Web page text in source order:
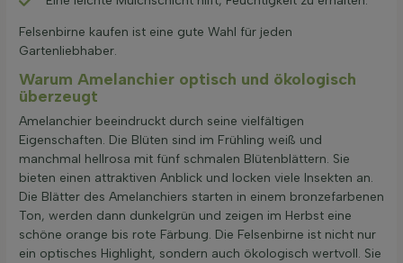
Felsenbirne kaufen ist eine gute Wahl für jeden
Gartenliebhaber.
Warum Amelanchier optisch und ökologisch
überzeugt
Amelanchier beeindruckt durch seine vielfältigen
Eigenschaften. Die Blüten sind im Frühling weiß und
manchmal hellrosa mit fünf schmalen Blütenblättern. Sie
bieten einen attraktiven Anblick und locken viele Insekten an.
Die Blätter des Amelanchiers starten in einem bronzefarbenen
Ton, werden dann dunkelgrün und zeigen im Herbst eine
schöne orange bis rote Färbung. Die Felsenbirne ist nicht nur
ein optisches Highlight, sondern auch ökologisch wertvoll. Sie